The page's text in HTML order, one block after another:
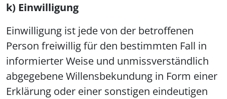
k) Einwilligung
Einwilligung ist jede von der betroffenen
Person freiwillig für den bestimmten Fall in
informierter Weise und unmissverständlich
abgegebene Willensbekundung in Form einer
Erklärung oder einer sonstigen eindeutigen